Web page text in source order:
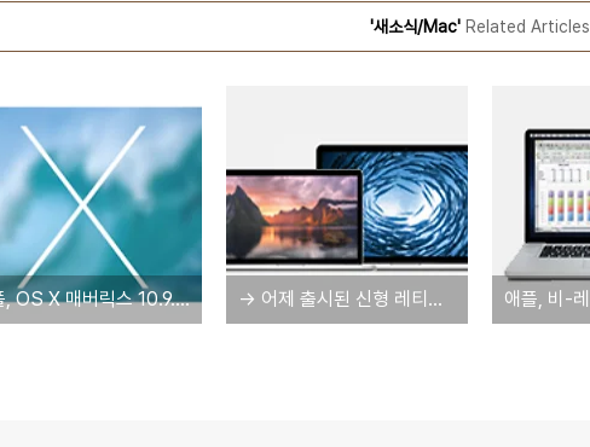
'새소식/Mac' Related Articles
애플, OS X 매버릭스 10.9.5 첫 번째 베타 버전 공개 → 어제 출시된 신형 레티나 맥북프로의 일부 벤치마크 점수 공개